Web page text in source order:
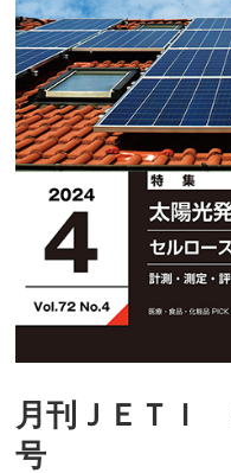
月刊ＪＥＴＩ
号